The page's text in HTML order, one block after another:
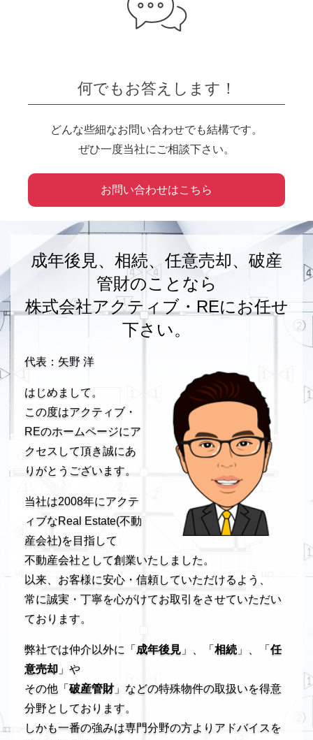
何でもお答えします！
どんな些細なお問い合わせでも結構です。
ぜひ一度当社にご相談下さい。
お問い合わせはこちら
成年後見、相続、任意売却、破産
管財のことなら
株式会社アクティブ・REにお任せ
下さい。
代表：矢野 洋
はじめまして。
この度はアクティブ・
REのホームページにア
クセスして頂き誠にあ
りがとうございます。
当社は2008年にアクテ
ィブなReal Estate(不動
産会社)を目指して
不動産会社として創業いたしました。
以来、お客様に安心・信頼していただけるよう、
常に誠実・丁寧を心がけてお取引をさせていただい
ております。
弊社では仲介以外に「 成年後見 」、「 相続 」、「任
意売却 」や
その他「 破産管財」などの特殊物件の取扱いを得意
分野としております。
しかも一番の強みは専門分野の方よりアドバイスを